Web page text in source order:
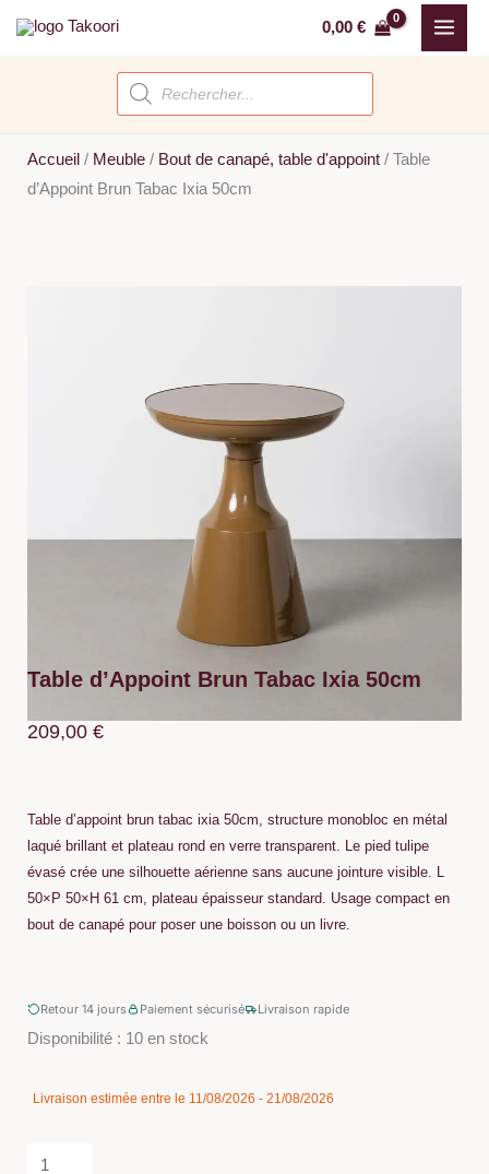
0,00 €
Recherche
de
produits
Accueil / Meuble / Bout de canapé, table d'appoint / Table
d’Appoint Brun Tabac Ixia 50cm
Table d’Appoint Brun Tabac Ixia 50cm
209,00 €
Table d’appoint brun tabac ixia 50cm, structure monobloc en métal
laqué brillant et plateau rond en verre transparent. Le pied tulipe
évasé crée une silhouette aérienne sans aucune jointure visible. L
50×P 50×H 61 cm, plateau épaisseur standard. Usage compact en
bout de canapé pour poser une boisson ou un livre.
Retour 14 jours Paiement sécurisé Livraison rapide
Disponibilité : 10 en stock
Livraison estimée entre le 11/08/2026 - 21/08/2026
quantité
Table
Brun